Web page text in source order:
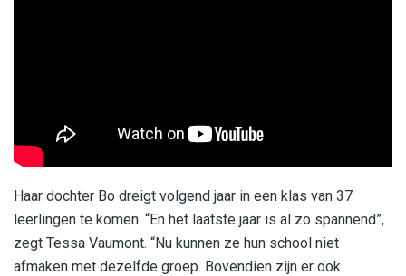
Haar dochter Bo dreigt volgend jaar in een klas van 37
leerlingen te komen. “En het laatste jaar is al zo spannend”,
zegt Tessa Vaumont. “Nu kunnen ze hun school niet
afmaken met dezelfde groep. Bovendien zijn er ook